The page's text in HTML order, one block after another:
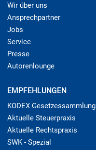
Wir über uns
Ansprechpartner
Jobs
Service
Presse
Autorenlounge
EMPFEHLUNGEN
KODEX Gesetzessammlung
Aktuelle Steuerpraxis
Aktuelle Rechtspraxis
SWK - Spezial